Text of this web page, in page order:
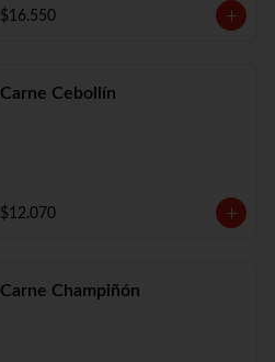
$16.550
Carne Cebollín
$12.070
Carne Champiñón